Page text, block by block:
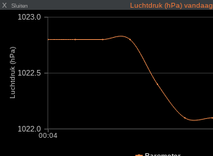
X Sluiten Luchtdruk (hPa) vandaag